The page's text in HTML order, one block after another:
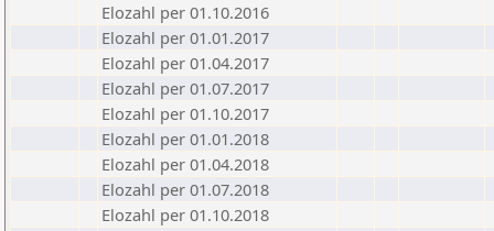
Elozahl per 01.10.2016
Elozahl per 01.01.2017
Elozahl per 01.04.2017
Elozahl per 01.07.2017
Elozahl per 01.10.2017
Elozahl per 01.01.2018
Elozahl per 01.04.2018
Elozahl per 01.07.2018
Elozahl per 01.10.2018